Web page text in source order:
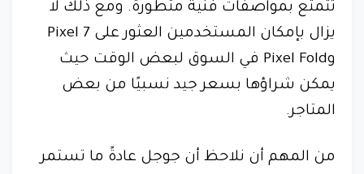
تتمتع بمواصفات فنية متطورة. ومع ذلك لا
يزال بإمكان المستخدمين العثور على Pixel 7
وPixel Fold في السوق لبعض الوقت حيث
يمكن شراؤها بسعر جيد نسبيًا من بعض
المتاجر.
من المهم أن نلاحظ أن جوجل عادةً ما تستمر